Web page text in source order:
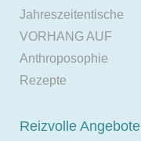
Jahreszeitentische
VORHANG AUF
Anthroposophie
Rezepte
Reizvolle Angebote